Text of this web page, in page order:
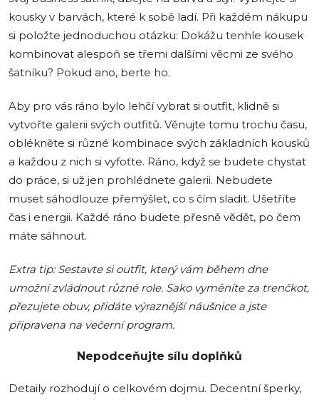
kousky v barvách, které k sobě ladí. Při každém nákupu
si položte jednoduchou otázku: Dokážu tenhle kousek
kombinovat alespoň se třemi dalšími věcmi ze svého
šatníku? Pokud ano, berte ho.
Aby pro vás ráno bylo lehčí vybrat si outfit, klidně si
vytvořte galerii svých outfitů. Věnujte tomu trochu času,
oblékněte si různé kombinace svých základních kousků
a každou z nich si vyfoťte. Ráno, když se budete chystat
do práce, si už jen prohlédnete galerii. Nebudete
muset sáhodlouze přemýšlet, co s čím sladit. Ušetříte
čas i energii. Každé ráno budete přesně vědět, po čem
máte sáhnout.
Extra tip: Sestavte si outfit, který vám během dne
umožní zvládnout různé role. Sako vyměníte za trenčkot,
přezujete obuv, přidáte výraznější náušnice a jste
připravena na večerní program.
Nepodceňujte sílu doplňků
Detaily rozhodují o celkovém dojmu. Decentní šperky,